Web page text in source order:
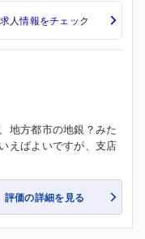
求人情報をチェック
地方都市の地銀？みた
えばよいですが、支店
評価の詳細を見る